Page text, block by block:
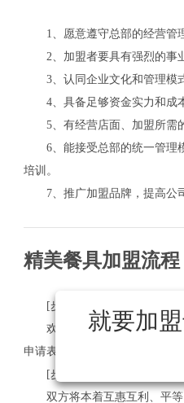
就要加
1、愿意遵守总部的经营管理
2、加盟者要具有强烈的事业
3、认同企业文化和管理模式
4、具备足够资金实力和成本
5、有经营店面、加盟所需的
6、能接受总部的统一管理
培训。
7、推广加盟品牌，提高公司
精美餐具加盟流程
[步骤一] 加盟申请
欢迎来电来函咨询，并到总
申请表递交给总部，经总部审
[步骤二] 签订合约
双方将本着互惠互利、平等